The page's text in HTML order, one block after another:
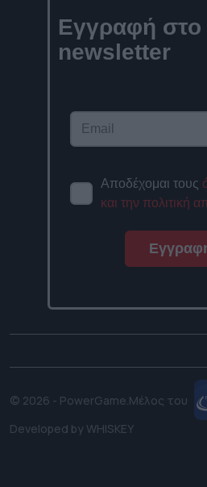
Εγγραφή στο
newsletter
Αποδέχομαι τους
και την πολιτική
© 2026 - PowerGame. Μέλος του
Developed by WHISKEY